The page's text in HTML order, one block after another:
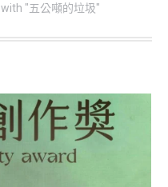
"五公噸的垃圾"